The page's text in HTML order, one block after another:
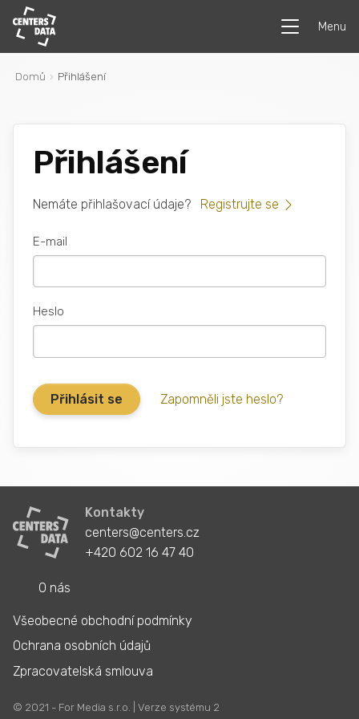
Menu
Domů Přihlášení
Přihlášení
Nemáte přihlašovací údaje? Registrujte se
E-mail
Heslo
Zapomněli jste heslo?
Kontakty
centers@centers.cz
+420 602 16 47 40
O nás
Všeobecné obchodní podmínky
Ochrana osobních údajů
Zpracovatelská smlouva
© 2021 - For Media s.r.o. | Verze systému 2